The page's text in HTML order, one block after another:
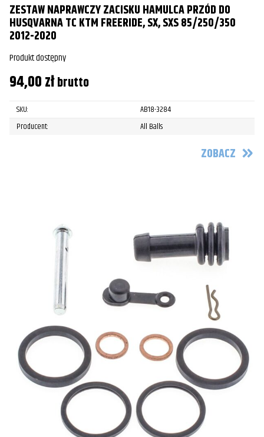
ZESTAW NAPRAWCZY ZACISKU HAMULCA PRZÓD DO
HUSQVARNA TC KTM FREERIDE, SX, SXS 85/250/350
2012-2020
Produkt dostępny
94,00złbrutto
SKU:
AB18-3284
Producent:
All Balls
ZOBACZ